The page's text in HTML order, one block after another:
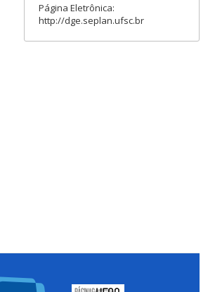
Página Eletrônica:
http://dge.seplan.ufsc.br